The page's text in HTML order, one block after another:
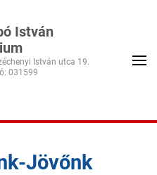
István
István utca 19.
Jövőnk